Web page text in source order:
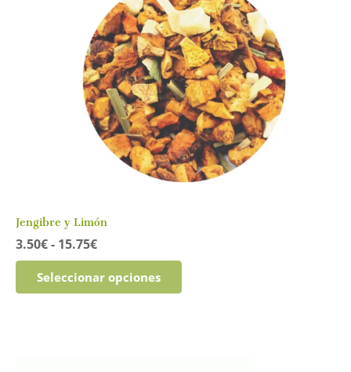
Jengibre y Limón
3.50€ - 15.75€Rango
de
precios:
desde
Seleccionar opciones